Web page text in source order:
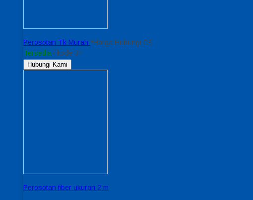
Perosotan Tk Murah *Harga Hubungi CS
Tersedia / kode 37
Hubungi Kami
Perosotan fiber ukuran 2 m